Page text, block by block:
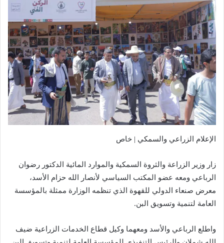
الإعلام الزراعي والسمكي | خاص
زار وزير الزراعة والثروة السمكية والموارد المائية الدكتور رضوان
الرباعي ومعه عضو المكتب السياسي لأنصار الله حزام الأسد،
معرض صنعاء الدولي للقهوة الذي تنظمه الوزارة ممثلة بالمؤسسة
العامة لتنمية وتسويق البن.
واطلع الرباعي والأسد ومعهما وكيل قطاع الخدمات الزراعية ضيف